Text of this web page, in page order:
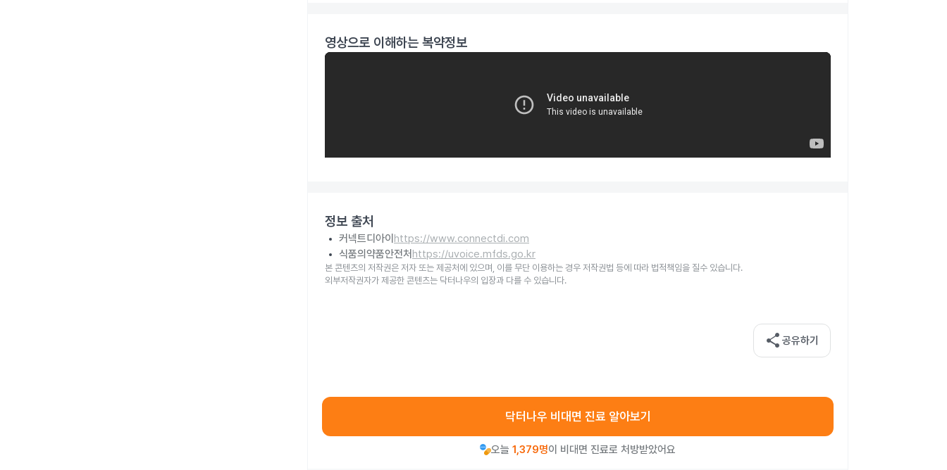
영상으로 이해하는 복약정보
정보 출처
커넥트디아이 https://www.connectdi.com
식품의약품안전처 https://uvoice.mfds.go.kr
본 콘텐츠의 저작권은 저자 또는 제공처에 있으며, 이를 무단 이용하는 경우 저작권법 등에 따라 법적책임을 질수 있습니다.
외부저작권자가 제공한 콘텐츠는 닥터나우의 입장과 다를 수 있습니다.
share 공유하기
닥터나우 비대면 진료 알아보기
오늘 1,379명이 비대면 진료로 처방받았어요